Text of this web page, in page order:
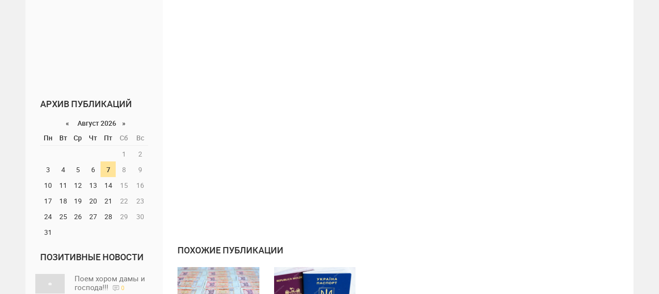
АРХИВ ПУБЛИКАЦИЙ
«
Август 2026 »
Пн
Вт Ср Чт Пт Сб
Вс
1
2
3
4 5 6 7 8
9
10
11 12 13 14 15
16
17
18 19 20 21 22
23
24
25 26 27 28 29
30
31
ПОЗИТИВНЫЕ НОВОСТИ
Поем хором дамы и
господа!!!
0
ПОХОЖИЕ ПУБЛИКАЦИИ